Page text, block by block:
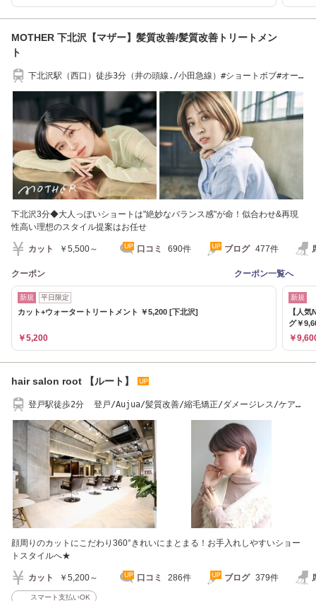
MOTHER 下北沢【マザー】髪質改善/髪質改善トリートメン
ト
下北沢駅（西口）徒歩3分（井の頭線./小田急線）#ショートボブ#オー
下北沢3分◆大人っぽいショートは"絶妙なバランス感"が命！似合わせ&再現
性高い理想のスタイル提案はお任せ
カット ￥5,500～ 口コミ 690件 ブログ 477件
クーポン クーポン一覧へ
新規 平日限定
カット+ウォータートリートメント ￥5,200 [下北沢]
￥5,200
新規
【人
グ￥
￥
hair salon root 【ルート】
登戸駅徒歩2分 登戸/Aujua/髪質改善/縮毛矯正/ダメージレス/ケアカ
顔周りのカットにこだわり360°きれいにまとまる！お手入れしやすいショー
トスタイルへ★
カット ￥5,200～ 口コミ 286件 ブログ 379件
スマート支払いOK